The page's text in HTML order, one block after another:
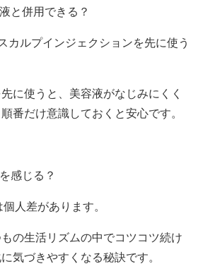
と併用できる？
カルプインジェクションを先に使う
に使うと、美容液がなじみにくく
番だけ意識しておくと安心です。
感じる？
人差があります。
の生活リズムの中でコツコツ続け
気づきやすくなる秘訣です。